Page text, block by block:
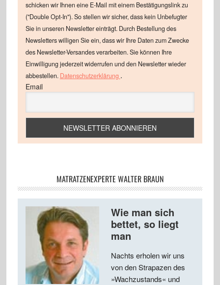
schicken wir Ihnen eine E-Mail mit einem Bestätigungslink zu
("Double Opt-In"). So stellen wir sicher, dass kein Unbefugter
Sie in unseren Newsletter einträgt. Durch Bestellung des
Newsletters willigen Sie ein, dass wir Ihre Daten zum Zwecke
des Newsletter-Versandes verarbeiten. Sie können Ihre
Einwilligung jederzeit widerrufen und den Newsletter wieder
abbestellen. Datenschutzerklärung .
Email
MATRATZENEXPERTE WALTER BRAUN
Wie man sich
bettet, so liegt
man
Nachts erholen wir uns
von den Strapazen des
»Wachzustands« und